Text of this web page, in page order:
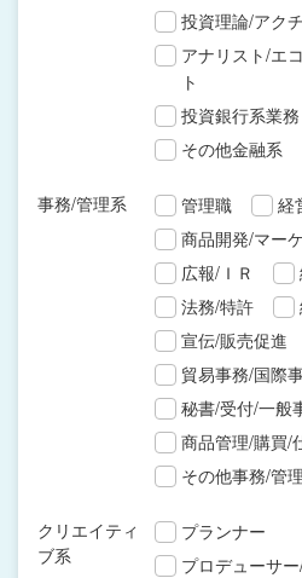
投資理論/アク
アナリスト/エ
ト
投資銀行系業務
その他金融系
事務/管理系 管理職
経
商品開発/マー
広報/ＩＲ
法務/特許
宣伝/販売促進
貿易事務/国際
秘書/受付/一般
商品管理/購買/
その他事務/管
クリエイティ
ブ系
プランナー
プロデューサ